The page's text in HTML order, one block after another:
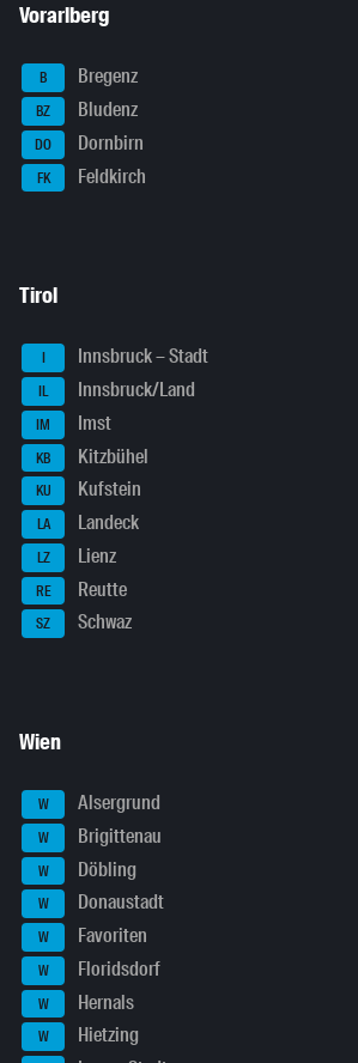
Vorarlberg
B Bregenz
BZ Bludenz
DO Dornbirn
FK Feldkirch
Tirol
I Innsbruck – Stadt
IL Innsbruck/Land
IM Imst
KB Kitzbühel
KU Kufstein
LA Landeck
LZ Lienz
RE Reutte
SZ Schwaz
Wien
W Alsergrund
W Brigittenau
W Döbling
W Donaustadt
W Favoriten
W Floridsdorf
W Hernals
W Hietzing